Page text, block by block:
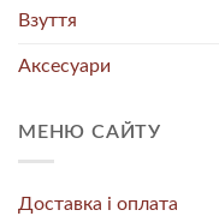
Взуття
Аксесуари
МЕНЮ САЙТУ
Доставка і оплата